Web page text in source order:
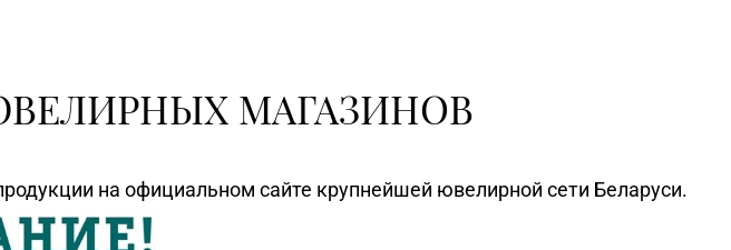
МАГАЗИНОВ
на официальном сайте крупнейшей ювелирной сети Беларуси.